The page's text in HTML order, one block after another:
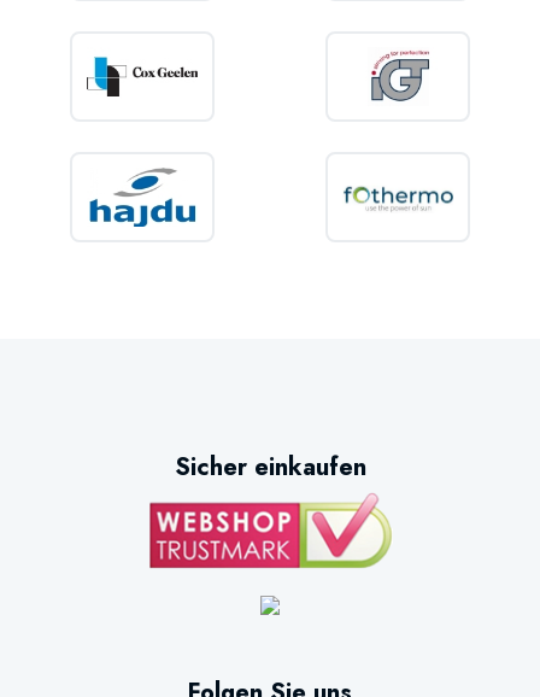
Sicher einkaufen